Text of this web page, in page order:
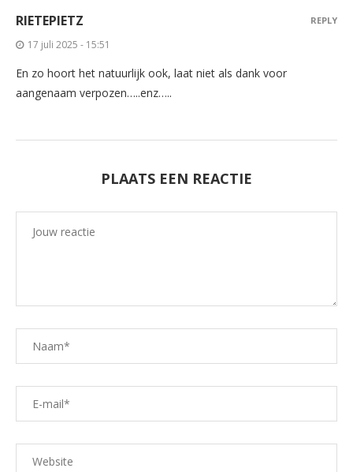
RIETEPIETZ
17 juli 2025 - 15:51
En zo hoort het natuurlijk ook, laat niet als dank voor
aangenaam verpozen…..enz…..
REPLY
PLAATS EEN REACTIE